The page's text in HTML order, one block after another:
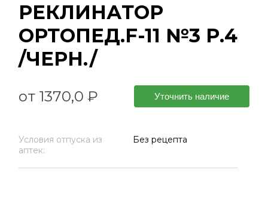
РЕКЛИНАТОР
ОРТОПЕД.F-11 №3 Р.4
/ЧЕРН./
от 1370,0 ₽ Уточнить наличие
Условия отпуска из
аптек:
Без рецепта